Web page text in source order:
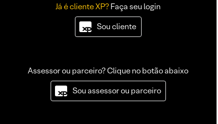
Já é cliente XP?Faça seu login
Sou cliente
Assessor ou parceiro? Clique no botão abaixo
Sou assessor ou parceiro